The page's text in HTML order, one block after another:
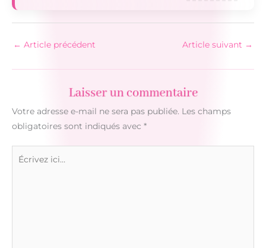
← Article précédent Article suivant →
Laisser un commentaire
Votre adresse e-mail ne sera pas publiée. Les champs
obligatoires sont indiqués avec *